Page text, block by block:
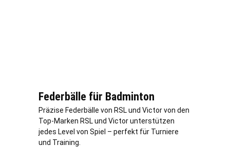
Federbälle für Badminton
Präzise Federbälle von RSL und Victor von den
Top-Marken RSL und Victor unterstützen
jedes Level von Spiel – perfekt für Turniere
und Training.